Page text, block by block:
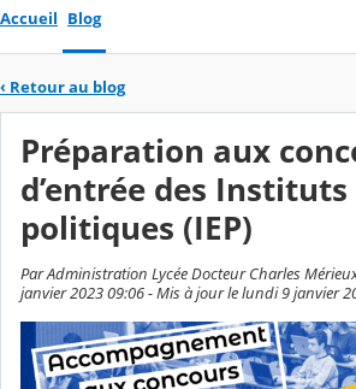
Accueil Blog
‹ Retour au blog
Préparation aux
d’entrée des Instituts
politiques (IEP)
Par Administration Lycée Docteur Charles
janvier 2023 09:06 - Mis à jour le lundi 9 janvier